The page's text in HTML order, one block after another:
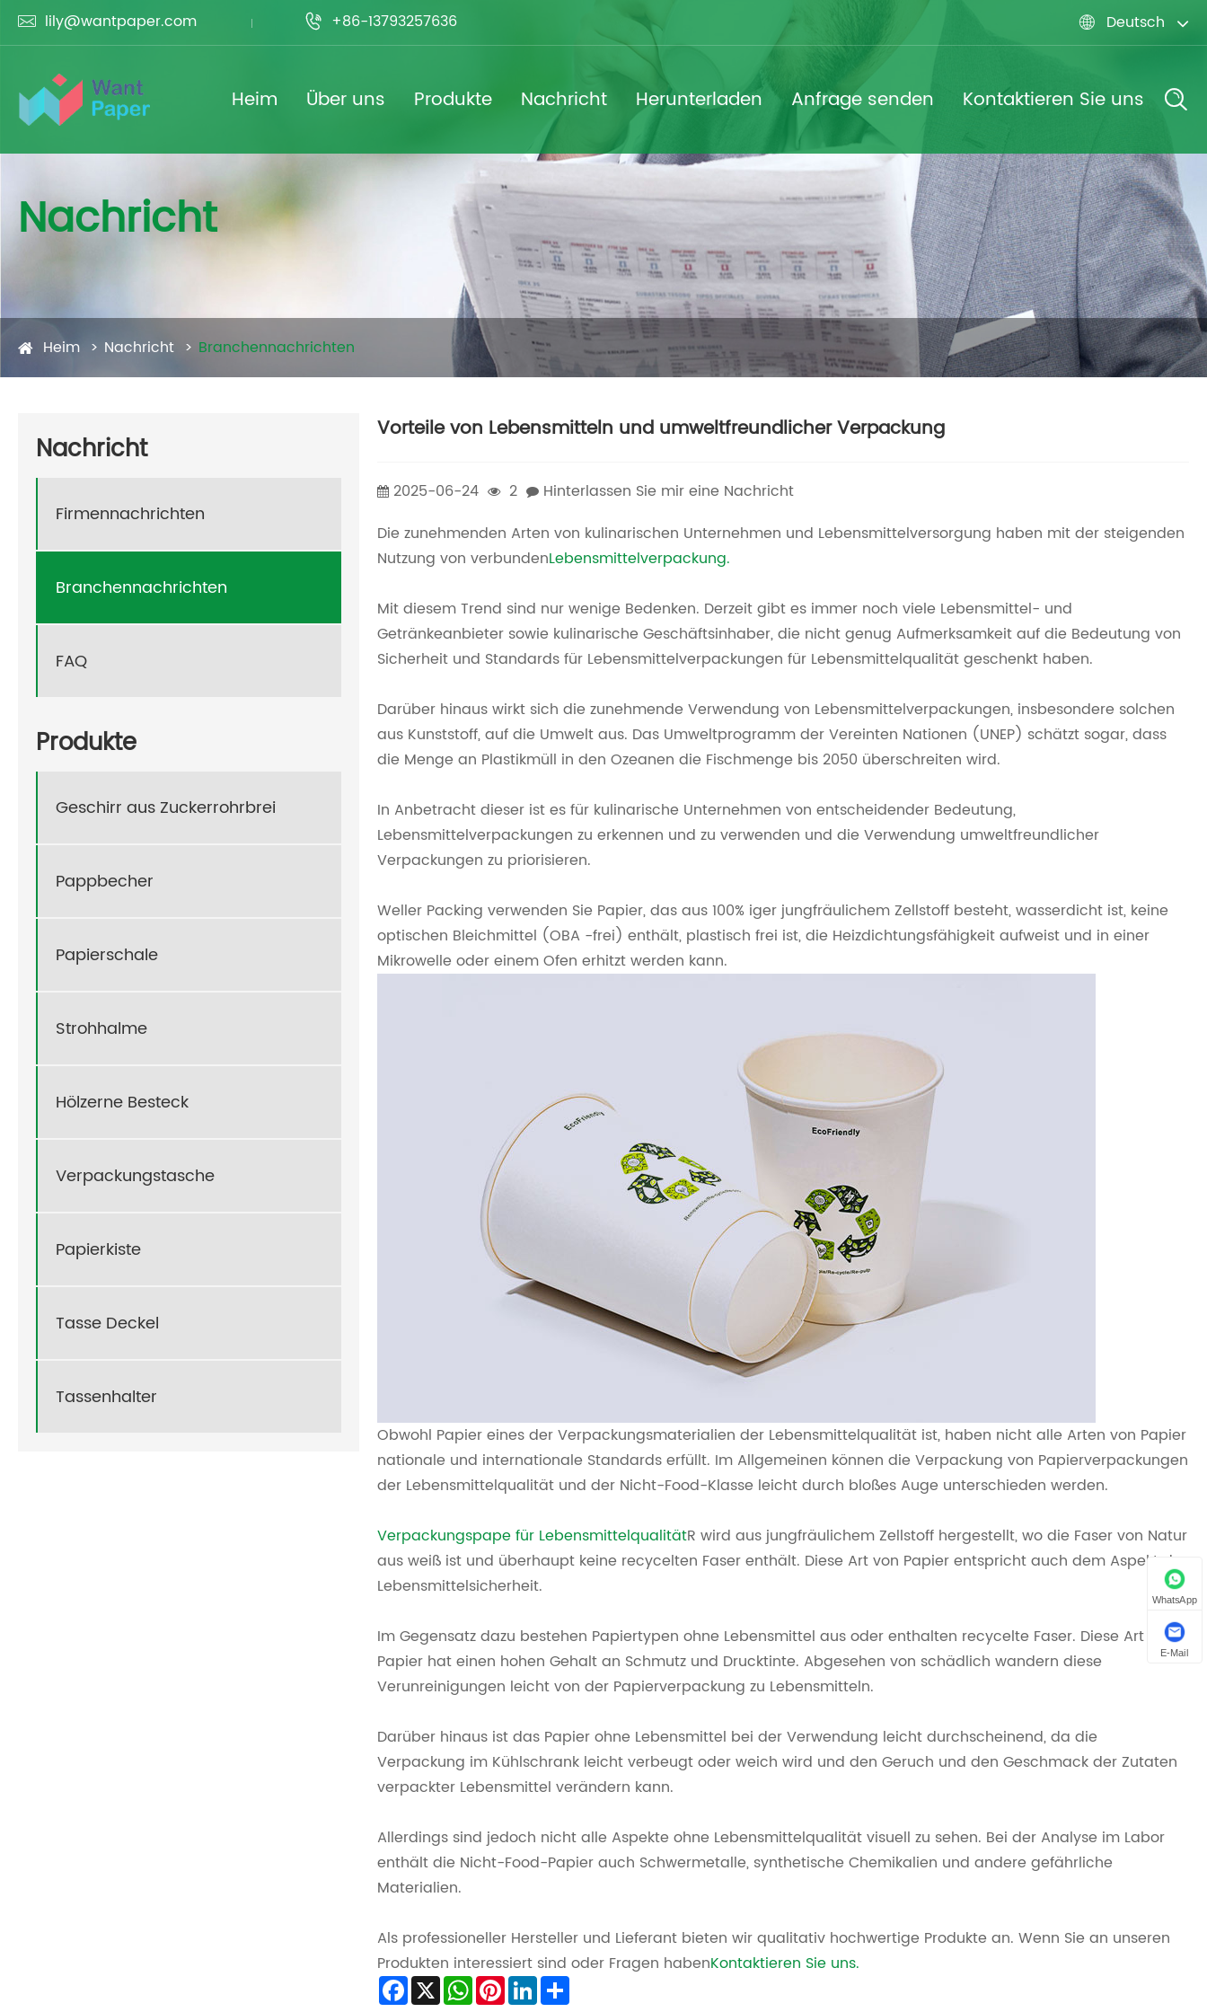
 lily@wantpaper.com  +86-13793257636  Deutsch
Heim Über uns Produkte Nachricht Herunterladen Anfrage senden Kontaktieren Sie uns
Nachricht
Heim Nachricht Branchennachrichten
Nachricht
Firmennachrichten
Branchennachrichten
FAQ
Produkte
Geschirr aus Zuckerrohrbrei
Pappbecher
Papierschale
Strohhalme
Hölzerne Besteck
Verpackungstasche
Papierkiste
Tasse Deckel
Tassenhalter
Vorteile von Lebensmitteln und umweltfreundlicher Verpackung
2025-06-24 2
Hinterlassen Sie mir eine Nachricht
Die zunehmenden Arten von kulinarischen Unternehmen und Lebensmittelversorgung haben mit der steigenden
Nutzung von verbundenLebensmittelverpackung.
Mit diesem Trend sind nur wenige Bedenken. Derzeit gibt es immer noch viele Lebensmittel- und
Getränkeanbieter sowie kulinarische Geschäftsinhaber, die nicht genug Aufmerksamkeit auf die Bedeutung von
Sicherheit und Standards für Lebensmittelverpackungen für Lebensmittelqualität geschenkt haben.
Darüber hinaus wirkt sich die zunehmende Verwendung von Lebensmittelverpackungen, insbesondere solchen
aus Kunststoff, auf die Umwelt aus. Das Umweltprogramm der Vereinten Nationen (UNEP) schätzt sogar, dass
die Menge an Plastikmüll in den Ozeanen die Fischmenge bis 2050 überschreiten wird.
In Anbetracht dieser ist es für kulinarische Unternehmen von entscheidender Bedeutung,
Lebensmittelverpackungen zu erkennen und zu verwenden und die Verwendung umweltfreundlicher
Verpackungen zu priorisieren.
Weller Packing verwenden Sie Papier, das aus 100% iger jungfräulichem Zellstoff besteht, wasserdicht ist, keine
optischen Bleichmittel (OBA -frei) enthält, plastisch frei ist, die Heizdichtungsfähigkeit aufweist und in einer
Mikrowelle oder einem Ofen erhitzt werden kann.
Obwohl Papier eines der Verpackungsmaterialien der Lebensmittelqualität ist, haben nicht alle Arten von Papier
nationale und internationale Standards erfüllt. Im Allgemeinen können die Verpackung von Papierverpackungen
der Lebensmittelqualität und der Nicht-Food-Klasse leicht durch bloßes Auge unterschieden werden.
Verpackungspape für LebensmittelqualitätR wird aus jungfräulichem Zellstoff hergestellt, wo die Faser von Natur
aus weiß ist und überhaupt keine recycelten Faser enthält. Diese Art von Papier entspricht auch dem Aspekt der
Lebensmittelsicherheit.
Im Gegensatz dazu bestehen Papiertypen ohne Lebensmittel aus oder enthalten recycelte Faser. Diese Art von
Papier hat einen hohen Gehalt an Schmutz und Drucktinte. Abgesehen von schädlich wandern diese
Verunreinigungen leicht von der Papierverpackung zu Lebensmitteln.
Darüber hinaus ist das Papier ohne Lebensmittel bei der Verwendung leicht durchscheinend, da die
Verpackung im Kühlschrank leicht verbeugt oder weich wird und den Geruch und den Geschmack der Zutaten
verpackter Lebensmittel verändern kann.
Allerdings sind jedoch nicht alle Aspekte ohne Lebensmittelqualität visuell zu sehen. Bei der Analyse im Labor
enthält die Nicht-Food-Papier auch Schwermetalle, synthetische Chemikalien und andere gefährliche
Materialien.
Als professioneller Hersteller und Lieferant bieten wir qualitativ hochwertige Produkte an. Wenn Sie an unseren
Produkten interessiert sind oder Fragen habenKontaktieren Sie uns.
Facebook
X WhatsApp
PinterestLinkedIn
WhatsApp
E-Mail